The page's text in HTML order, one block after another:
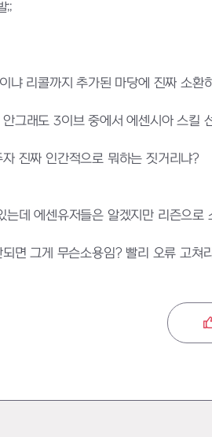
;;
냐 리콜까지 추가된 마당에 진짜 소환
그래도 3이브 중에서 에센시아 스킬
진짜 인간적으로 뭐하는 짓거리냐?
는데 에센유저들은 알겠지만 리즌으
면 그게 무슨소용임? 빨리 오류 고쳐